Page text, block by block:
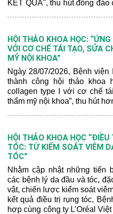
KẾT QUẢ", thu hút đông đảo
HỘI THẢO KHOA HỌC:
VỚI CƠ CHẾ TÁI TẠO, SỬA
MỸ NỘI KHOA”
Ngày 28/07/2026, Bệnh
thành công hội thảo khoa
collagen type I với cơ chế
thẩm mỹ nội khoa”, thu hút
HỘI THẢO KHOA HỌC
TÓC: TỪ KIỂM SOÁT VIÊM
TÓC”
Nhằm cập nhật những tiến
các bệnh lý da đầu và tóc,
vật, chiến lược kiểm soát
kết quả điều trị rụng tóc,
hợp cùng công ty L’Oréal